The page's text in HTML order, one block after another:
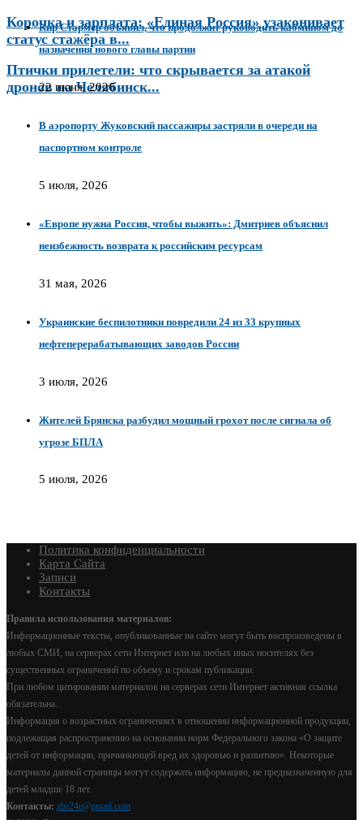
Корочка и зарплата: «Единая Россия» узаконивает
статус стажёра в...
Птички прилетели: что скрывается за атакой
дронов на Челябинск...
Кир Стармер объявил, что продолжит руководить кабмином до
назначения нового главы партии
22 июня, 2026
В аэропорту Жуковский пассажиры застряли в очереди на
паспортном контроле
5 июля, 2026
«Европе нужна Россия, чтобы выжить»: Дмитриев объяснил
неизбежность возврата к российским ресурсам
31 мая, 2026
Украинские беспилотники повредили 24 из 33 крупных
нефтеперерабатывающих заводов России
3 июля, 2026
Жителей Брянска разбудил мощный грохот после сигнала об
угрозе БПЛА
5 июля, 2026
Политика конфиденциальности
Карта Сайта
Записи
Контакты
Правила использования материалов:
Информационные тексты, опубликованные на сайте могут быть воспроизведены в
любых СМИ, на серверах сети Интернет или на любых иных носителях без
существенных ограничений по объему и срокам публикации.
При любом цитировании материалов на серверах сети Интернет активная ссылка
обязательна.
Информация о возрастных ограничениях в отношении информационной продукции,
подлежащая распространению на основании норм Федерального закона «О защите
детей от информации, причиняющей вред их здоровью и развитию». Некоторые
материалы данной страницы могут содержать информацию, не предназначенную для
детей младше 18 лет.
Контакты: zbr24r@gmail.com